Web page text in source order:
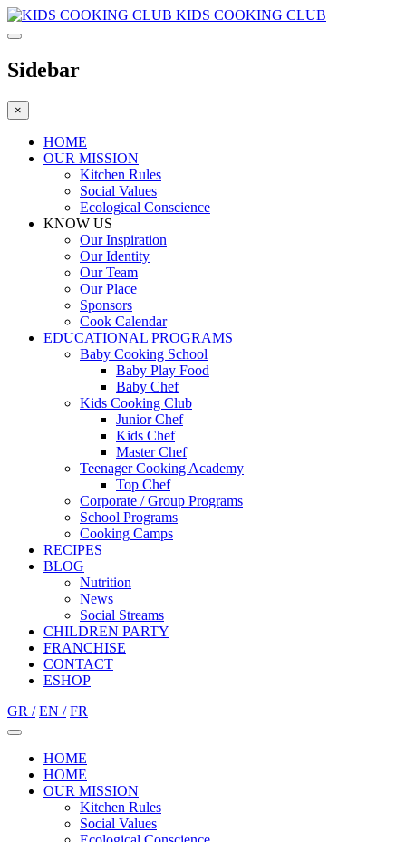
KIDS COOKING CLUB
Sidebar
×
HOME
OUR MISSION
Kitchen Rules
Social Values
Ecological Conscience
KNOW US
Οur Inspiration
Our Identity
Our Team
Our Place
Sponsors
Cook Calendar
EDUCATIONAL PROGRAMS
Baby Cooking School
Baby Play Food
Baby Chef
Kids Cooking Club
Junior Chef
Kids Chef
Master Chef
Teenager Cooking Academy
Top Chef
Corporate / Group Programs
School Programs
Cooking Camps
RECIPES
BLOG
Nutrition
Νews
Social Streams
CHILDREN PARTY
FRANCHISE
CONTACT
ESHOP
GR / EN / FR
HOME
HOME
OUR MISSION
Kitchen Rules
Social Values